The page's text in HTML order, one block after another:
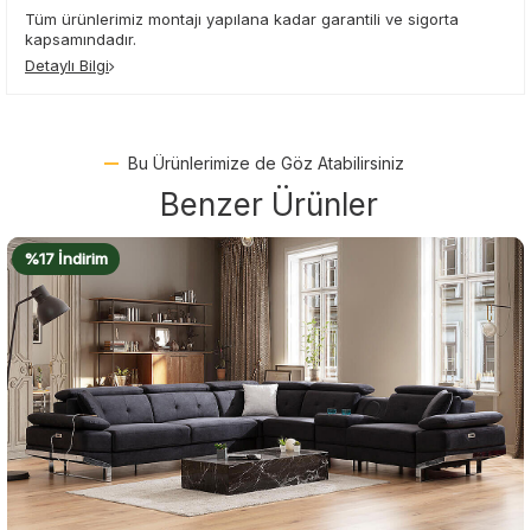
Tüm ürünlerimiz montajı yapılana kadar garantili ve sigorta
kapsamındadır.
Detaylı Bilgi
Bu Ürünlerimize de Göz Atabilirsiniz
Benzer Ürünler
%18 İndirim